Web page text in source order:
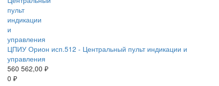
ЦПИУ Орион исп.512 - Центральный пульт индикации и
управления
560 562,00 ₽
0 ₽